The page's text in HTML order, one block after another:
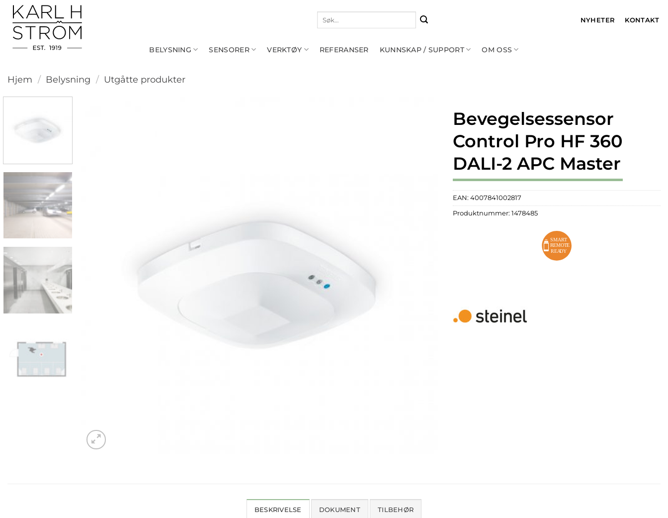
Skip
content
etter:
NYHETER KONTAKT
BELYSNING SENSORER VERKTØY REFERANSER KUNNSKAP / SUPPORT OM OSS
Hjem / Belysning / Utgåtte produkter
Bevegelsessensor
Control Pro HF 360
DALI-2 APC Master
EAN: 4007841002817
Produktnummer: 1478485
BESKRIVELSE DOKUMENT TILBEHØR